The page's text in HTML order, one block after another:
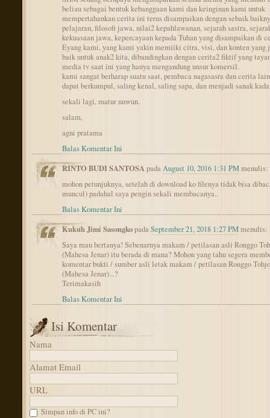
beliau sebagai bentuk kebanggaan kami dan keinginan kami untuk
mempertahankan cerita ini terus disampaikan dengan sebaik
pelajaran, filosofi jawa, nilai2 kepahlawanan, sejarah sastra,
kekuasaan jawa, kepercayaan kepada Tuhan yang disampaikan di
Eyang kami, yang kami yakin memiiki citra, visi, dan konten yang
baik untuk anak2 kita, dibandingkan dengan cerita2 fiktif yang
media tv saat ini yang hanya mengandung unsur komersil.
kami sangat berharap suatu saat, pembaca nagasasra dan cerita
dapat berkumpul, saling kenal, saling sapa, dan menjadi sanak
sekali lagi, matur nuwun.
salam,
agni pratama
Balas Komentar Ini
RINTO BUDI SANTOSApadaAugust 10, 2016 1:31 PMmenulis:
mohon petunjuknya, setelah di download ko filenya tidak bisa
muncul) padahal saya pengin sekali membacanya..
Balas Komentar Ini
Kukuh Jimi SasongkopadaSeptember 21, 2018 1:27 PMmenulis:
Saya mau bertanya! Sebenarnya makam / petilasan asli Ronggo
(Mahesa Jenar) itu berada di mana? Mohon yang tahu segera
komentar bukti / sumber asli letak makam / petilasan Ronggo
(Mahesa Jenar)...?
Terimakasih
Balas Komentar Ini
Isi Komentar
Nama
Alamat Email
URL
Simpan info di PC ini?